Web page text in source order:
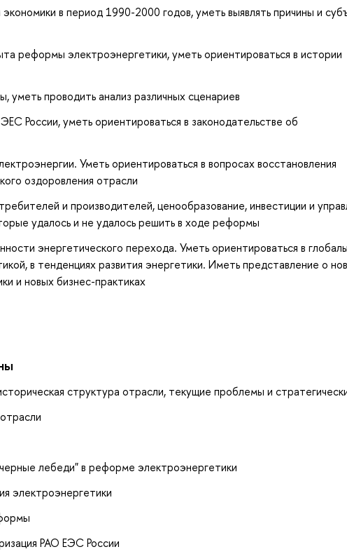
в период 1990-2000 годов, уметь выявлять причины и
реформы электроэнергетики, уметь ориентироваться в истории
уметь проводить анализ различных сценариев
России, уметь ориентироваться в законодательстве об
Уметь ориентироваться в вопросах восстановления
оздоровления отрасли
и производителей, ценообразование, инвестиции и
удалось и не удалось решить в ходе реформы
энергетического перехода. Уметь ориентироваться в
в тенденциях развития энергетики. Иметь представление о
и новых бизнес-практиках
структура отрасли, текущие проблемы и
лебеди" в реформе электроэнергетики
электроэнергетики
РАО ЕЭС России